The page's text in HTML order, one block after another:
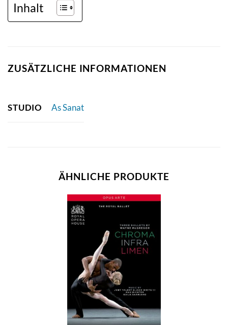
Inhalt
ZUSÄTZLICHE INFORMATIONEN
STUDIO As Sanat
ÄHNLICHE PRODUKTE